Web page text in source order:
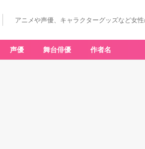
アニメや声優、キャラクターグッズなど女
声優 舞台俳優 作者名